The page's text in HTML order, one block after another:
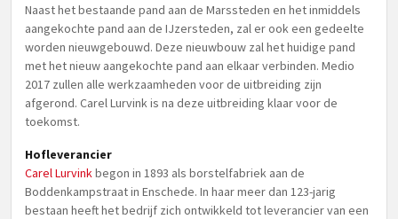
Naast het bestaande pand aan de Marssteden en het inmiddels
aangekochte pand aan de IJzersteden, zal er ook een gedeelte
worden nieuwgebouwd. Deze nieuwbouw zal het huidige pand
met het nieuw aangekochte pand aan elkaar verbinden. Medio
2017 zullen alle werkzaamheden voor de uitbreiding zijn
afgerond. Carel Lurvink is na deze uitbreiding klaar voor de
toekomst.
Hofleverancier
Carel Lurvinkbegon in 1893 als borstelfabriek aan de
Boddenkampstraat in Enschede. In haar meer dan 123-jarig
bestaan heeft het bedrijf zich ontwikkeld tot leverancier van een